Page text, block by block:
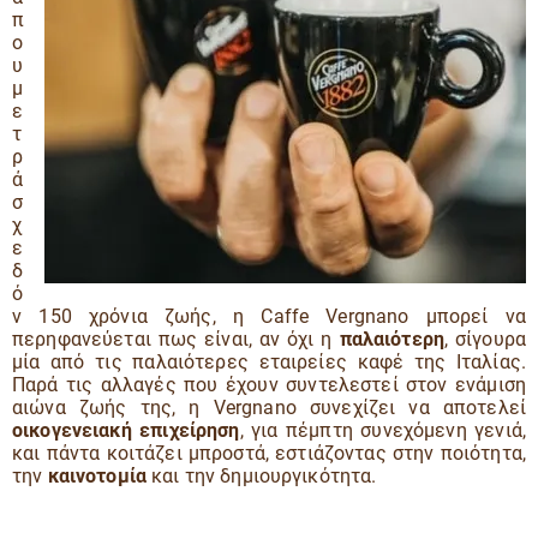
π
ο
υ
μ
ε
τ
ρ
ά
σ
χ
ε
δ
ό
ν 150 χρόνια ζωής, η Caffe Vergnano μπορεί να
περηφανεύεται πως είναι, αν όχι η παλαιότερη, σίγουρα
μία από τις παλαιότερες εταιρείες καφέ της Ιταλίας.
Παρά τις αλλαγές που έχουν συντελεστεί στον ενάμιση
αιώνα ζωής της, η Vergnano συνεχίζει να αποτελεί
οικογενειακή επιχείρηση, για πέμπτη συνεχόμενη γενιά,
και πάντα κοιτάζει μπροστά, εστιάζοντας στην ποιότητα,
την καινοτομίακαι την δημιουργικότητα.